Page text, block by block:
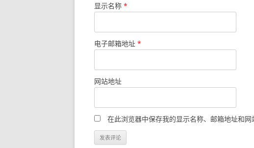
显示名称 *
电子邮箱地址 *
网站地址
在此浏览器中保存我的显示名称、邮箱地址和网